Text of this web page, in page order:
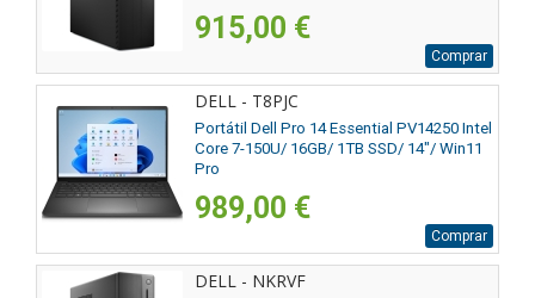
915,00 €
Comprar
DELL - T8PJC
Portátil Dell Pro 14 Essential PV14250 Intel
Core 7-150U/ 16GB/ 1TB SSD/ 14"/ Win11
Pro
989,00 €
Comprar
DELL - NKRVF